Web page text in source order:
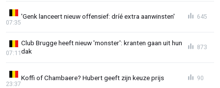
'Genk lanceert nieuw offensief: dríé extra aanwinsten'
07:35
645
Club Brugge heeft nieuw 'monster': kranten gaan uit hun
dak
07:11
873
Koffi of Chambaere? Hubert geeft zijn keuze prijs
23:37
90